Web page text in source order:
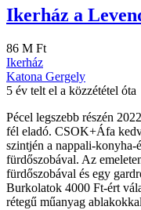
Ikerház a
86 M Ft
Ikerház
Katona Gergely
5 év telt el a közzététel óta
Pécel legszebb részén
fél eladó. CSOK+Áfa
szintjén a nappali-
fürdőszobával. Az
fürdőszobával és egy
Burkolatok 4000 Ft-ért
rétegű műanyag